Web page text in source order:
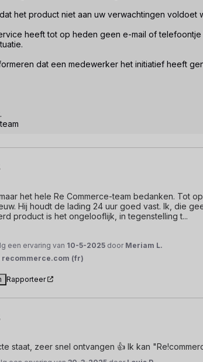
het product niet aan uw verwachtingen voldoet
heeft tot op heden geen e-mail of
dat een medewerker het initiatief heeft
het hele Re Commerce-team bedanken. Tot
Hij houdt de lading 24 uur goed vast. Ik, die
product is het ongelooflijk, in tegenstelling t...
een ervaring van 10-5-2025 door Meriam L.
recommerce.com (fr)
Rapporteer
staat, zeer snel ontvangen 👍 Ik kan